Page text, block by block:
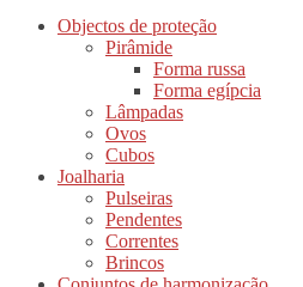
Objectos de proteção
Pirâmide
Forma russa
Forma egípcia
Lâmpadas
Ovos
Cubos
Joalharia
Pulseiras
Pendentes
Correntes
Brincos